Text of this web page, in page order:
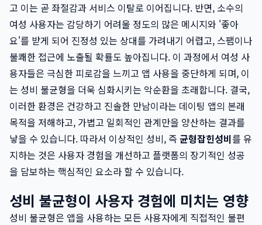
고 이는 곧 좌절감과 서비스 이탈로 이어집니다. 반면, 소수의
여성 사용자는 감당하기 어려울 정도의 많은 메시지와 '좋아
요'를 받게 되어 진정성 있는 상대를 가려내기 어렵고, 스팸이나
불쾌한 접근에 노출될 확률도 높아집니다. 이 과정에서 여성 사
용자들은 극심한 피로감을 느끼고 앱 사용을 중단하게 되며, 이
는 성비 불균형을 더욱 심화시키는 악순환을 초래합니다. 결국,
이러한 환경은 건강하고 진솔한 만남이라는 데이팅 앱의 본래
목적을 저해하고, 가볍고 일회적인 관계만을 양산하는 결과를
낳을 수 있습니다. 따라서 이상적인 성비, 즉 균형잡힌성비를 유
지하는 것은 사용자 경험을 개선하고 플랫폼의 장기적인 성공
을 담보하는 핵심적인 요소라 할 수 있습니다.
성비 불균형이 사용자 경험에 미치는 영향
성비 불균형은 앱을 사용하는 모든 사용자에게 직접적인 불편